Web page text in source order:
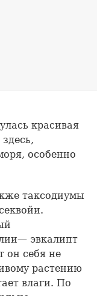
красивая
особенно
таксодиумы
эвкалипт
он себя не
растению
влаги. По